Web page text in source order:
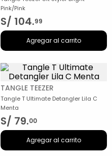
Pink/Pink
S/ 104.99
Agregar al carrito
TANGLE TEEZER
Tangle T Ultimate Detangler Lila C
Menta
S/ 79.00
Agregar al carrito